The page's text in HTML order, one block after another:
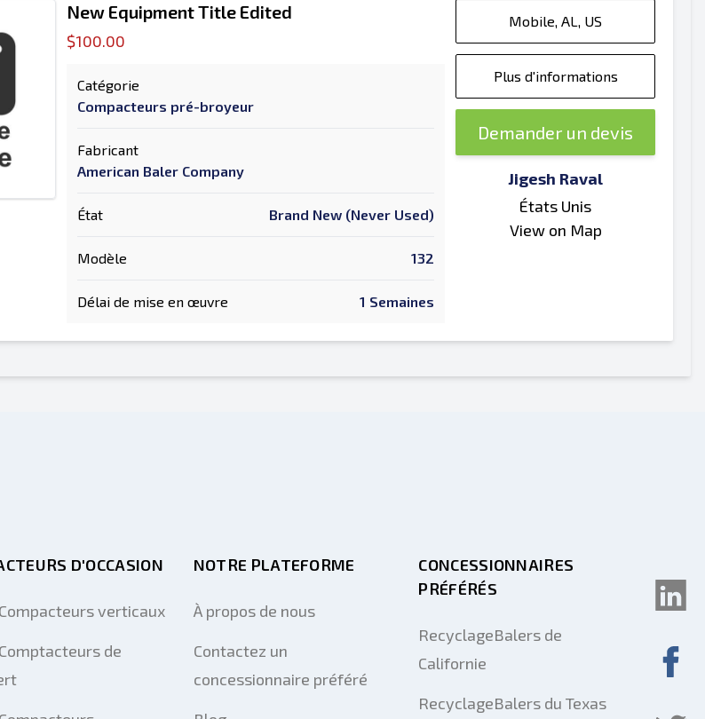
New Equipment Title Edited
$100.00
Catégorie
Compacteurs pré-broyeur
Fabricant
American Baler Company
État Brand New (Never Used)
Modèle 132
Délai de mise en œuvre 1 Semaines
Mobile, AL, US
Plus d'informations
Demander un devis
Jigesh Raval
États Unis
View on Map
D'OCCASION
verticaux
de
NOTRE PLATEFORME
À propos de nous
Contactez un
concessionnaire préféré
CONCESSIONNAIRES
PRÉFÉRÉS
RecyclageBalers de
Californie
RecyclageBalers du Texas